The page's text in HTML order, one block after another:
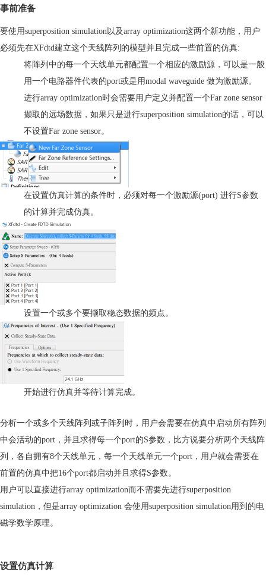
事前准备
要使用superposition simulation 以及array optimization这两个新功能，用户
必须先在XFdtd建立这个天线阵列的模型并且完成一些前置的仿真:
将阵列中的每一个天线单元都配置一个相应的激励源，可以是一般
用一个电路器件代表的port或是用modal waveguide 做为激励源。
进行array optimization 时会需要用户定义并配置一个Far zone sensor
撷取的远场数据，如果只是进行superposition simulation的话，可以
不设置Far zone sensor。
在设置仿真计算的条件时，必须对每一个激励源(port) 进行S参数
的计算并完成仿真。
设置一个或多个要撷取稳态数据的频点。
开始进行仿真并等待计算完成。
分析一个或多个天线阵列或子阵列时，用户会需要在仿真中启动所有阵列
中会活动的port ，并且求得每一个port的S参数，比方说要分析两个天线阵
列，各自拥有8个天线单元，每一个天线单元一个port ，用户就会需要在
前置的仿真中把16个port都启动并且求得S参数。
用户可以直接进行array optimization而不需要先进行superposition
simulation ，但是array optimization 会使用superposition simulation 用到的电
磁学数学原理。
设置仿真计算